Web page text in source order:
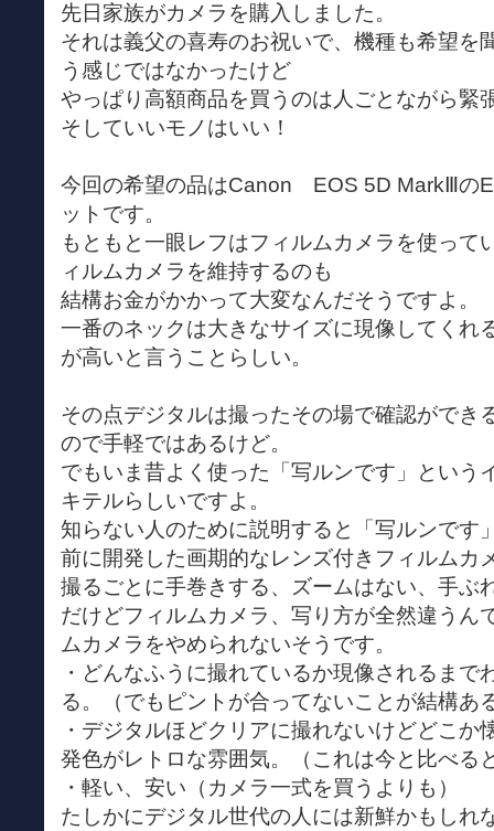
先日家族がカメラを購入しました。
それは義父の喜寿のお祝いで、機種も希望を
う感じではなかったけど
やっぱり高額商品を買うのは人ごとながら緊
そしていいモノはいい！
今回の希望の品はCanon EOS 5D MarkⅢの
ットです。
もともと一眼レフはフィルムカメラを使って
ィルムカメラを維持するのも
結構お金がかかって大変なんだそうですよ。
一番のネックは大きなサイズに現像してくれ
が高いと言うことらしい。
その点デジタルは撮ったその場で確認ができ
ので手軽ではあるけど。
でもいま昔よく使った「写ルンです」という
キテルらしいですよ。
知らない人のために説明すると「写ルンです
前に開発した画期的なレンズ付きフィルムカ
撮るごとに手巻きする、ズームはない、手ぶ
だけどフィルムカメラ、写り方が全然違うん
ムカメラをやめられないそうです。
・どんなふうに撮れているか現像されるまで
る。（でもピントが合ってないことが結構あ
・デジタルほどクリアに撮れないけどどこか
発色がレトロな雰囲気。（これは今と比べる
・軽い、安い（カメラ一式を買うよりも）
たしかにデジタル世代の人には新鮮かもしれ